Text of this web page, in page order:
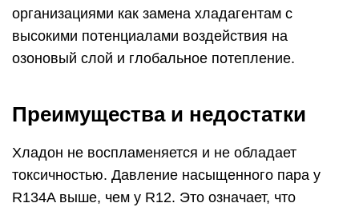
организациями как замена хладагентам с
высокими потенциалами воздействия на
озоновый слой и глобальное потепление.
Преимущества и недостатки
Хладон не воспламеняется и не обладает
токсичностью. Давление насыщенного пара у
R134A выше, чем у R12. Это означает, что